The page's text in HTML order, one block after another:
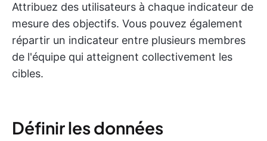
Attribuez des utilisateurs à chaque indicateur de
mesure des objectifs. Vous pouvez également
répartir un indicateur entre plusieurs membres
de l'équipe qui atteignent collectivement les
cibles.
Définir les données